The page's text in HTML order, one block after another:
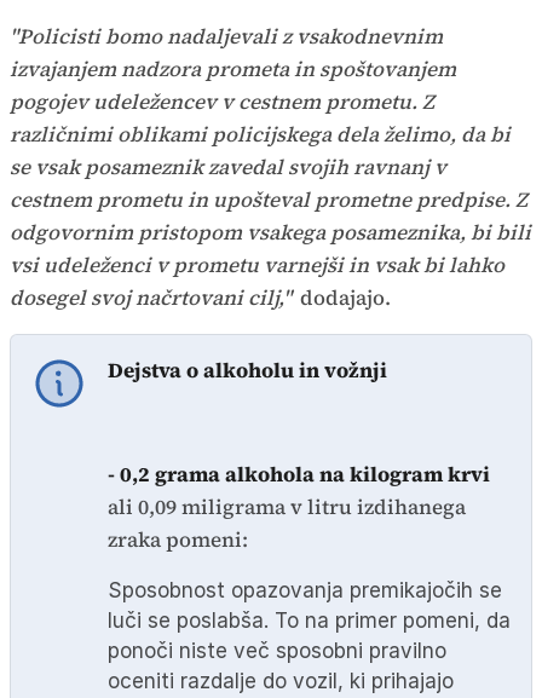
"Policisti bomo nadaljevali z vsakodnevnim
izvajanjem nadzora prometa in spoštovanjem
pogojev udeležencev v cestnem prometu. Z
različnimi oblikami policijskega dela želimo, da bi
se vsak posameznik zavedal svojih ravnanj v
cestnem prometu in upošteval prometne predpise. Z
odgovornim pristopom vsakega posameznika, bi bili
vsi udeleženci v prometu varnejši in vsak bi lahko
dosegel svoj načrtovani cilj," dodajajo.
Dejstva o alkoholu in vožnji
- 0,2 grama alkohola na kilogram krvi
ali 0,09 miligrama v litru izdihanega
zraka pomeni:
Sposobnost opazovanja premikajočih se
luči se poslabša. To na primer pomeni, da
ponoči niste več sposobni pravilno
oceniti razdalje do vozil, ki prihajajo